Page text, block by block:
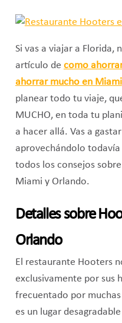
Si vas a viajar a Florida,
artículo de como
ahorrar mucho en Miami
planear todo tu viaje,
MUCHO, en toda tu
a hacer allá. Vas a
aprovechándolo
todos los consejos
Miami y Orlando.
Detalles sobre
Orlando
El restaurante Hooters
exclusivamente por sus
frecuentado por
es un lugar